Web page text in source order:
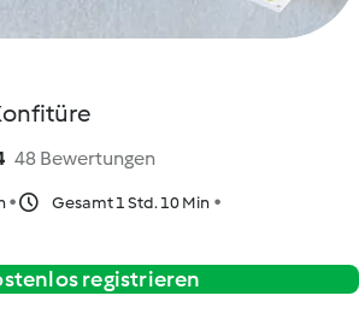
48 Bewertungen
Gesamt 1 Std. 10 Min
registrieren